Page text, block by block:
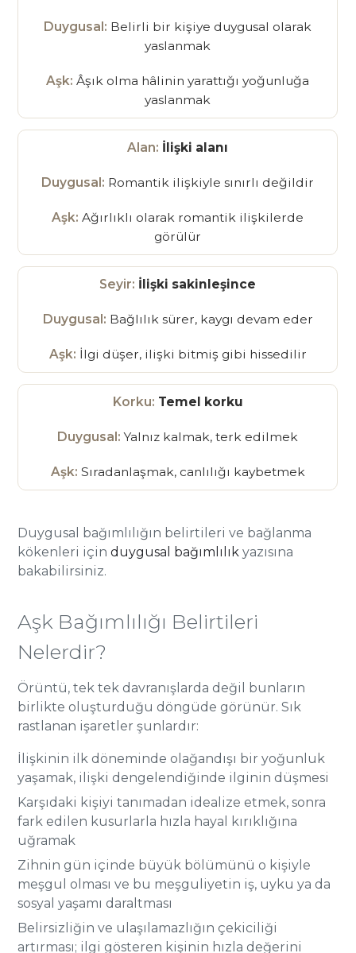
Belirli bir kişiye duygusal olarak
yaslanmak
Âşık olma hâlinin yarattığı yoğunluğa
yaslanmak
İlişki alanı
Romantik ilişkiyle sınırlı değildir
Ağırlıklı olarak romantik ilişkilerde
görülür
İlişki sakinleşince
Bağlılık sürer, kaygı devam eder
İlgi düşer, ilişki bitmiş gibi hissedilir
Temel korku
Yalnız kalmak, terk edilmek
Sıradanlaşmak, canlılığı kaybetmek
Duygusal bağımlılığın belirtileri ve bağlanma
kökenleri içinduygusal bağımlılık yazısına
bakabilirsiniz.
Aşk Bağımlılığı Belirtileri
Nelerdir?
Örüntü, tek tek davranışlarda değil bunların
birlikte oluşturduğu döngüde görünür. Sık
rastlanan işaretler şunlardır:
İlişkinin ilk döneminde olağandışı bir yoğunluk
yaşamak, ilişki dengelendiğinde ilginin düşmesi
Karşıdaki kişiyi tanımadan idealize etmek, sonra
fark edilen kusurlarla hızla hayal kırıklığına
uğramak
Zihnin gün içinde büyük bölümünü o kişiyle
meşgul olması ve bu meşguliyetin iş, uyku ya da
sosyal yaşamı daraltması
Belirsizliğin ve ulaşılamazlığın çekiciliği
artırması; ilgi gösteren kişinin hızla değerini